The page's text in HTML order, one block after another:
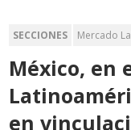
SECCIONES Mercado
México, en
en